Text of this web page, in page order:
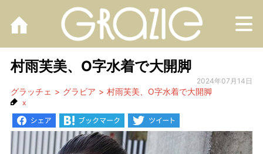
村雨芙美、O字水着で大開脚
2024年07月14日
グラッチェ グラビア 村雨芙美、O字水着で大開脚
x